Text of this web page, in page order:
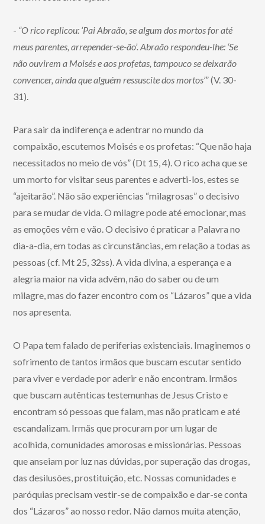
- “O rico replicou: ‘Pai Abraão, se algum dos mortos for até
meus parentes, arrepender-se-ão’. Abraão respondeu-lhe: ‘Se
não ouvirem a Moisés e aos profetas, tampouco se deixarão
convencer, ainda que alguém ressuscite dos mortos’” (V. 30-
31).
Para sair da indiferença e adentrar no mundo da
compaixão, escutemos Moisés e os profetas: “Que não haja
necessitados no meio de vós” (Dt 15, 4). O rico acha que se
um morto for visitar seus parentes e adverti-los, estes se
“ajeitarão”. Não são experiências “milagrosas” o decisivo
para se mudar de vida. O milagre pode até emocionar, mas
as emoções vêm e vão. O decisivo é praticar a Palavra no
dia-a-dia, em todas as circunstâncias, em relação a todas as
pessoas (cf. Mt 25, 32ss). A vida divina, a esperança e a
alegria maior na vida advêm, não do saber ou de um
milagre, mas do fazer encontro com os “Lázaros” que a vida
nos apresenta.
O Papa tem falado de periferias existenciais. Imaginemos o
sofrimento de tantos irmãos que buscam escutar sentido
para viver e verdade por aderir e não encontram. Irmãos
que buscam autênticas testemunhas de Jesus Cristo e
encontram só pessoas que falam, mas não praticam e até
escandalizam. Irmãs que procuram por um lugar de
acolhida, comunidades amorosas e missionárias. Pessoas
que anseiam por luz nas dúvidas, por superação das drogas,
das desilusões, prostituição, etc. Nossas comunidades e
paróquias precisam vestir-se de compaixão e dar-se conta
dos “Lázaros” ao nosso redor. Não damos muita atenção,